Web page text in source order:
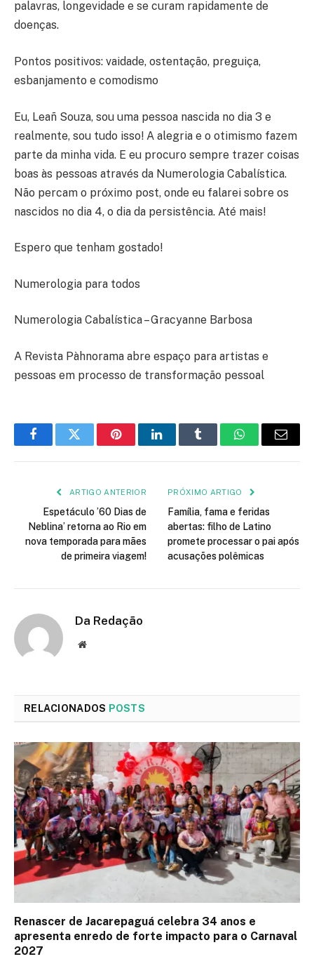
palavras, longevidade e se curam rapidamente de
doenças.
Pontos positivos: vaidade, ostentação, preguiça,
esbanjamento e comodismo
Eu, Leañ Souza, sou uma pessoa nascida no dia 3 e
realmente, sou tudo isso! A alegria e o otimismo fazem
parte da minha vida. E eu procuro sempre trazer coisas
boas às pessoas através da Numerologia Cabalística.
Não percam o próximo post, onde eu falarei sobre os
nascidos no dia 4, o dia da persistência. Até mais!
Espero que tenham gostado!
Numerologia para todos
Numerologia Cabalística – Gracyanne Barbosa
A Revista Pàhnorama abre espaço para artistas e
pessoas em processo de transformação pessoal
FacebookTwitter PinterestLinkedInTumblr WhatsApp
E-
ARTIGO ANTERIOR
Espetáculo ’60 Dias de
Neblina’ retorna ao Rio em
nova temporada para mães
de primeira viagem!
PRÓXIMO ARTIGO
Família, fama e feridas
abertas: filho de Latino
promete processar o pai após
acusações polêmicas
Da Redação
Site
RELACIONADOS POSTS
Renascer de Jacarepaguá celebra 34 anos e
apresenta enredo de forte impacto para o Carnaval
2027